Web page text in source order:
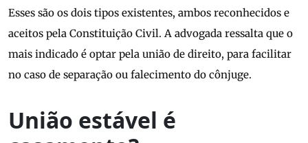
Esses são os dois tipos existentes, ambos reconhecidos e
aceitos pela Constituição Civil. A advogada ressalta que o
mais indicado é optar pela união de direito, para facilitar
no caso de separação ou falecimento do cônjuge.
União estável é